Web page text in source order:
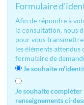
Formulaire
Afin de répondre à
la consultation, nous
pour vous transmettre
les éléments attendus
formulaire de
Je souhaite
Je souhaite
renseignements ci-